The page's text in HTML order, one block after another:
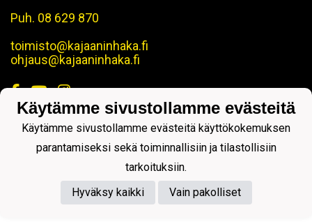
Puh. 08 629 870
toimisto@kajaaninhaka.fi
ohjaus@kajaaninhaka.fi
Powered by
Käytämme sivustollamme evästeitä
Käytämme sivustollamme evästeitä käyttökokemuksen
parantamiseksi sekä toiminnallisiin ja tilastollisiin
tarkoituksiin.
Hyväksy kaikki
Vain pakolliset